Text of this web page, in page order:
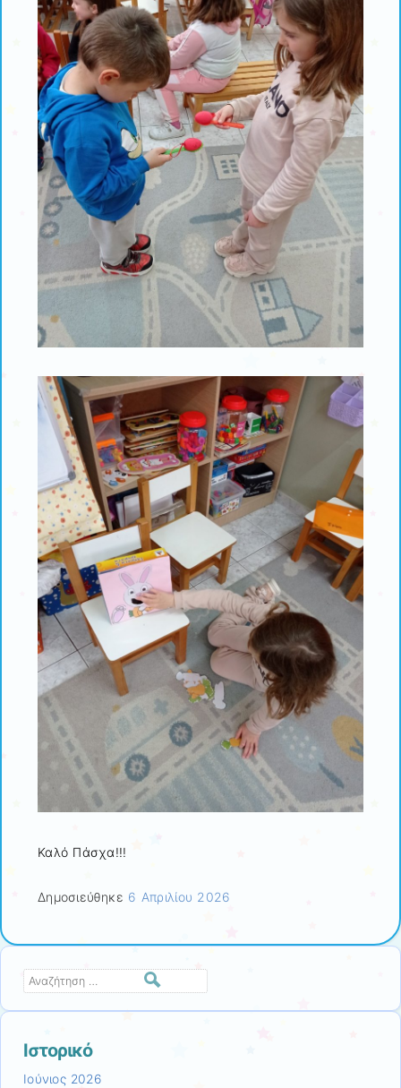
Καλό Πάσχα!!!
Δημοσιεύθηκε 6 Απριλίου 2026
Αναζήτηση
Ιστορικό
Ιούνιος 2026